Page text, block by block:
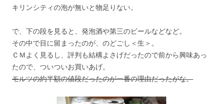
キリンシティの泡が無いと物足りない。
で、下の段を見ると、発泡酒や第三のビールなどなど。
その中で目に留まったのが、のどごし＜生＞。
ＣＭよく見るし、評判も結構よさげだったので前から興味あっ
たので、ついついお買いあげ。
モルツの約半額の値段だったのが一番の理由だったがな。